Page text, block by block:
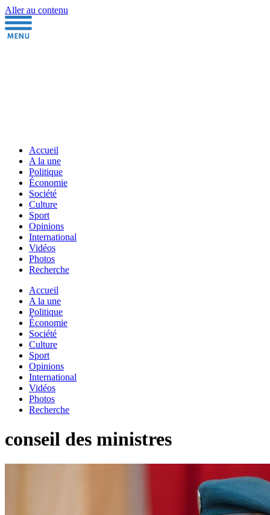
Aller au contenu
Accueil
A la une
Politique
Économie
Société
Culture
Sport
Opinions
International
Vidéos
Photos
Recherche
Accueil
A la une
Politique
Économie
Société
Culture
Sport
Opinions
International
Vidéos
Photos
Recherche
conseil des ministres